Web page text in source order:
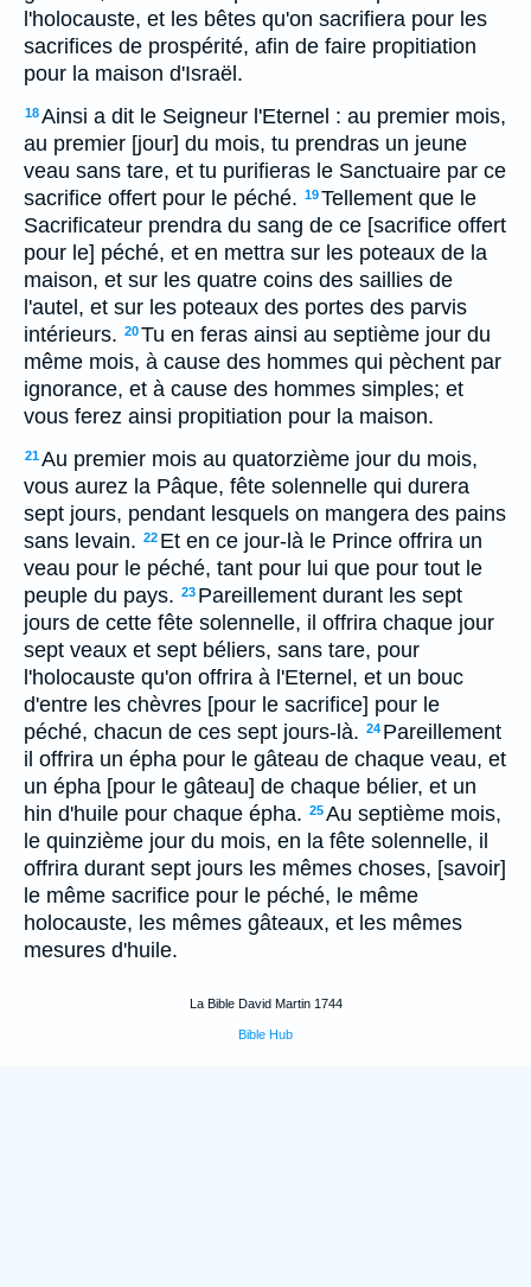
l'holocauste, et les bêtes qu'on sacrifiera pour les
sacrifices de prospérité, afin de faire propitiation
pour la maison d'Israël.
18Ainsi a dit le Seigneur l'Eternel : au premier mois,
au premier [jour] du mois, tu prendras un jeune
veau sans tare, et tu purifieras le Sanctuaire par ce
sacrifice offert pour le péché. 19Tellement que le
Sacrificateur prendra du sang de ce [sacrifice offert
pour le] péché, et en mettra sur les poteaux de la
maison, et sur les quatre coins des saillies de
l'autel, et sur les poteaux des portes des parvis
intérieurs. 20Tu en feras ainsi au septième jour du
même mois, à cause des hommes qui pèchent par
ignorance, et à cause des hommes simples; et
vous ferez ainsi propitiation pour la maison.
21Au premier mois au quatorzième jour du mois,
vous aurez la Pâque, fête solennelle qui durera
sept jours, pendant lesquels on mangera des pains
sans levain. 22 Et en ce jour-là le Prince offrira un
veau pour le péché, tant pour lui que pour tout le
peuple du pays. 23 Pareillement durant les sept
jours de cette fête solennelle, il offrira chaque jour
sept veaux et sept béliers, sans tare, pour
l'holocauste qu'on offrira à l'Eternel, et un bouc
d'entre les chèvres [pour le sacrifice] pour le
péché, chacun de ces sept jours-là. 24 Pareillement
il offrira un épha pour le gâteau de chaque veau, et
un épha [pour le gâteau] de chaque bélier, et un
hin d'huile pour chaque épha. 25Au septième mois,
le quinzième jour du mois, en la fête solennelle, il
offrira durant sept jours les mêmes choses, [savoir]
le même sacrifice pour le péché, le même
holocauste, les mêmes gâteaux, et les mêmes
mesures d'huile.
La Bible David Martin 1744
Bible Hub